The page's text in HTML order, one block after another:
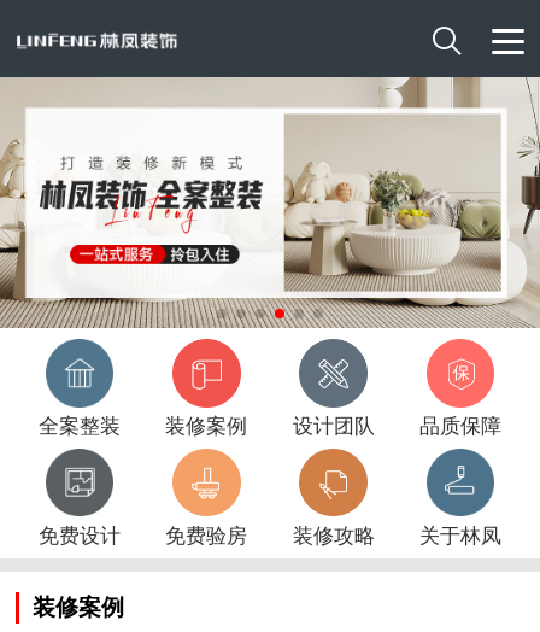

全案整装 装修案例 设计团队 品质保障
免费设计 免费验房 装修攻略 关于林凤
装修案例